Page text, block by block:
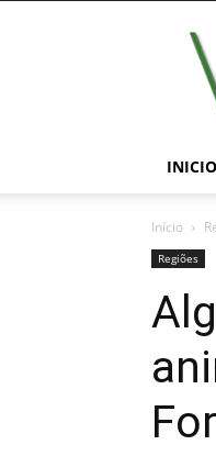
INICIO
Início
Regiões